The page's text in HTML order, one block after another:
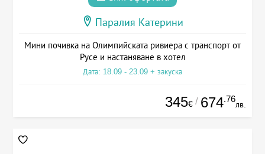
Паралия Катерини
Мини почивка на Олимпийската ривиера с транспорт от
Русе и настаняване в хотел
Дата: 18.09 - 23.09 + закуска
345€ / 674.76
лв.